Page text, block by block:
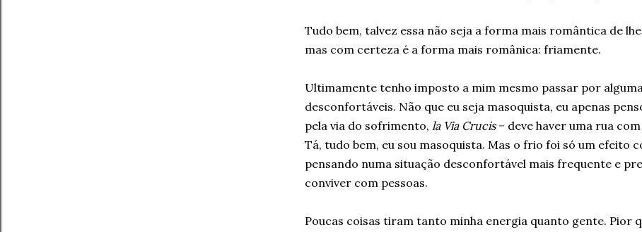
Tudo bem, talvez essa não seja a forma mais romântica de
mas com certeza é a forma mais românica: friamente.
Ultimamente tenho imposto a mim mesmo passar por
desconfortáveis. Não que eu seja masoquista, eu apenas
pela via do sofrimento, la Via Crucis – deve haver uma rua
Tá, tudo bem, eu sou masoquista. Mas o frio foi só um efeito
pensando numa situação desconfortável mais frequente e
conviver com pessoas.
Poucas coisas tiram tanto minha energia quanto gente. Pior